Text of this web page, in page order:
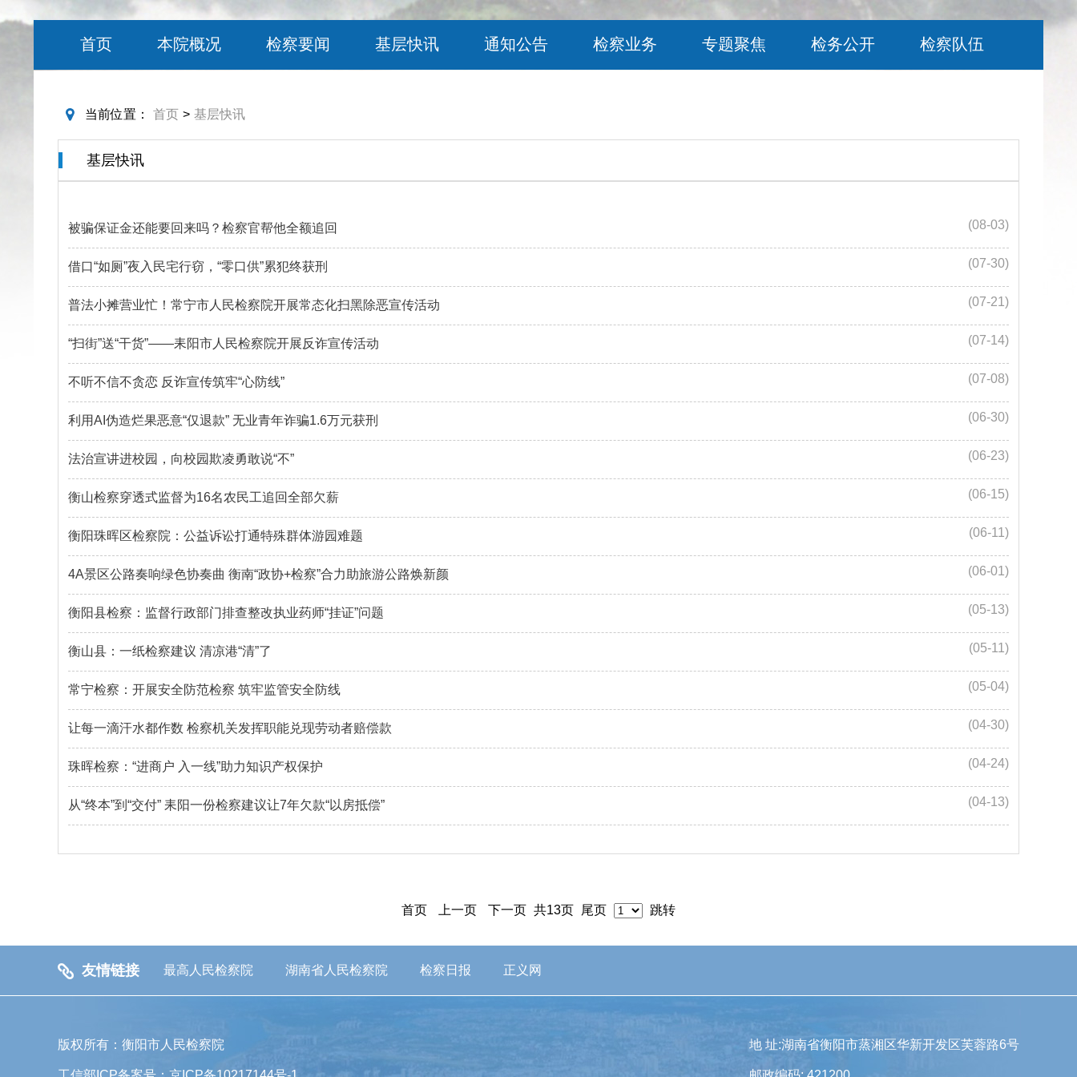
首页 本院概况 检察要闻 基层快讯 通知公告 检察业务 专题聚焦 检务公开 检察队伍
当前位置： 首页 > 基层快讯
基层快讯
(08-03)
被骗保证金还能要回来吗？检察官帮他全额追回
(07-30)
借口“如厕”夜入民宅行窃，“零口供”累犯终获刑
(07-21)
普法小摊营业忙！常宁市人民检察院开展常态化扫黑除恶宣传活动
(07-14)
“扫街”送“干货”——耒阳市人民检察院开展反诈宣传活动
(07-08)
不听不信不贪恋 反诈宣传筑牢“心防线”
(06-30)
利用AI伪造烂果恶意“仅退款” 无业青年诈骗1.6万元获刑
(06-23)
法治宣讲进校园，向校园欺凌勇敢说“不”
(06-15)
衡山检察穿透式监督为16名农民工追回全部欠薪
(06-11)
衡阳珠晖区检察院：公益诉讼打通特殊群体游园难题
(06-01)
4A景区公路奏响绿色协奏曲 衡南“政协+检察”合力助旅游公路焕新颜
(05-13)
衡阳县检察：监督行政部门排查整改执业药师“挂证”问题
(05-11)
衡山县：一纸检察建议 清凉港“清”了
(05-04)
常宁检察：开展安全防范检察 筑牢监管安全防线
(04-30)
让每一滴汗水都作数 检察机关发挥职能兑现劳动者赔偿款
(04-24)
珠晖检察：“进商户 入一线”助力知识产权保护
(04-13)
从“终本”到“交付” 耒阳一份检察建议让7年欠款“以房抵偿”
首页 上一页 下一页 共13页 尾页 跳转
友情链接 最高人民检察院 湖南省人民检察院 检察日报 正义网
版权所有：衡阳市人民检察院 地 址:湖南省衡阳市蒸湘区华新开发区芙蓉路6号